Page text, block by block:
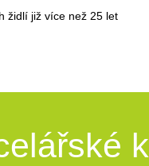
židlí již více než 25 let